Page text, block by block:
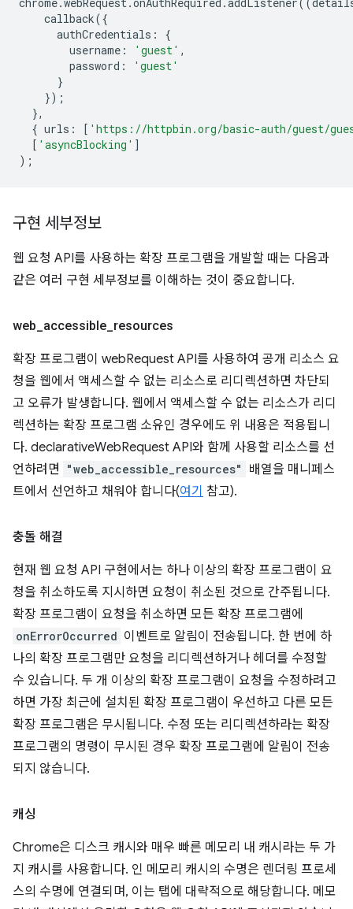
callback({
authCredentials :
{
username : 'guest' ,
password :
'guest'
}
});
},
{ urls : [ 'https://httpbin.org/basic-auth/guest/
[ 'asyncBlocking' ]
);
구현 세부정보
웹 요청 API를 사용하는 확장 프로그램을 개발할 때는 다음과
같은 여러 구현 세부정보를 이해하는 것이 중요합니다.
web accessible resources
확장 프로그램이 webRequest API를 사용하여 공개 리소스 요
청을 웹에서 액세스할 수 없는 리소스로 리디렉션하면 차단되
고 오류가 발생합니다. 웹에서 액세스할 수 없는 리소스가 리디
렉션하는 확장 프로그램 소유인 경우에도 위 내용은 적용됩니
다. declarativeWebRequest API와 함께 사용할 리소스를 선
언하려면
"web_accessible_resources"
배열을 매니페스
트에서 선언하고 채워야 합니다(여기 참고).
충돌 해결
현재 웹 요청 API 구현에서는 하나 이상의 확장 프로그램이 요
청을 취소하도록 지시하면 요청이 취소된 것으로 간주됩니다.
확장 프로그램이 요청을 취소하면 모든 확장 프로그램에
onErrorOccurred 이벤트로 알림이 전송됩니다. 한 번에 하
나의 확장 프로그램만 요청을 리디렉션하거나 헤더를 수정할
수 있습니다. 두 개 이상의 확장 프로그램이 요청을 수정하려고
하면 가장 최근에 설치된 확장 프로그램이 우선하고 다른 모든
확장 프로그램은 무시됩니다. 수정 또는 리디렉션하라는 확장
프로그램의 명령이 무시된 경우 확장 프로그램에 알림이 전송
되지 않습니다.
캐싱
Chrome은 디스크 캐시와 매우 빠른 메모리 내 캐시라는 두 가
지 캐시를 사용합니다. 인 메모리 캐시의 수명은 렌더링 프로세
스의 수명에 연결되며, 이는 탭에 대략적으로 해당합니다. 메모